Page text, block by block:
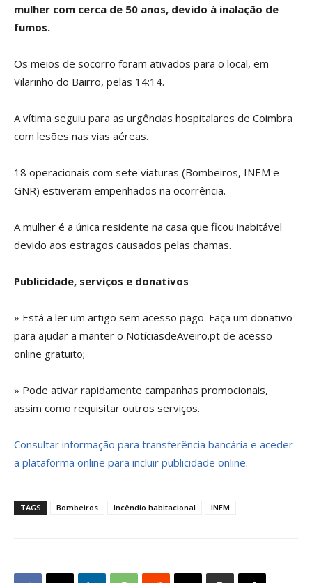
mulher com cerca de 50 anos, devido à inalação de
fumos.
Os meios de socorro foram ativados para o local, em
Vilarinho do Bairro, pelas 14:14.
A vítima seguiu para as urgências hospitalares de Coimbra
com lesões nas vias aéreas.
18 operacionais com sete viaturas (Bombeiros, INEM e
GNR) estiveram empenhados na ocorrência.
A mulher é a única residente na casa que ficou inabitável
devido aos estragos causados pelas chamas.
Publicidade, serviços e donativos
» Está a ler um artigo sem acesso pago. Faça um donativo
para ajudar a manter o NotíciasdeAveiro.pt de acesso
online gratuito;
» Pode ativar rapidamente campanhas promocionais,
assim como requisitar outros serviços.
Consultar informação para transferência bancária e aceder
a plataforma online para incluir publicidade online.
TAGS Bombeiros Incêndio habitacional INEM